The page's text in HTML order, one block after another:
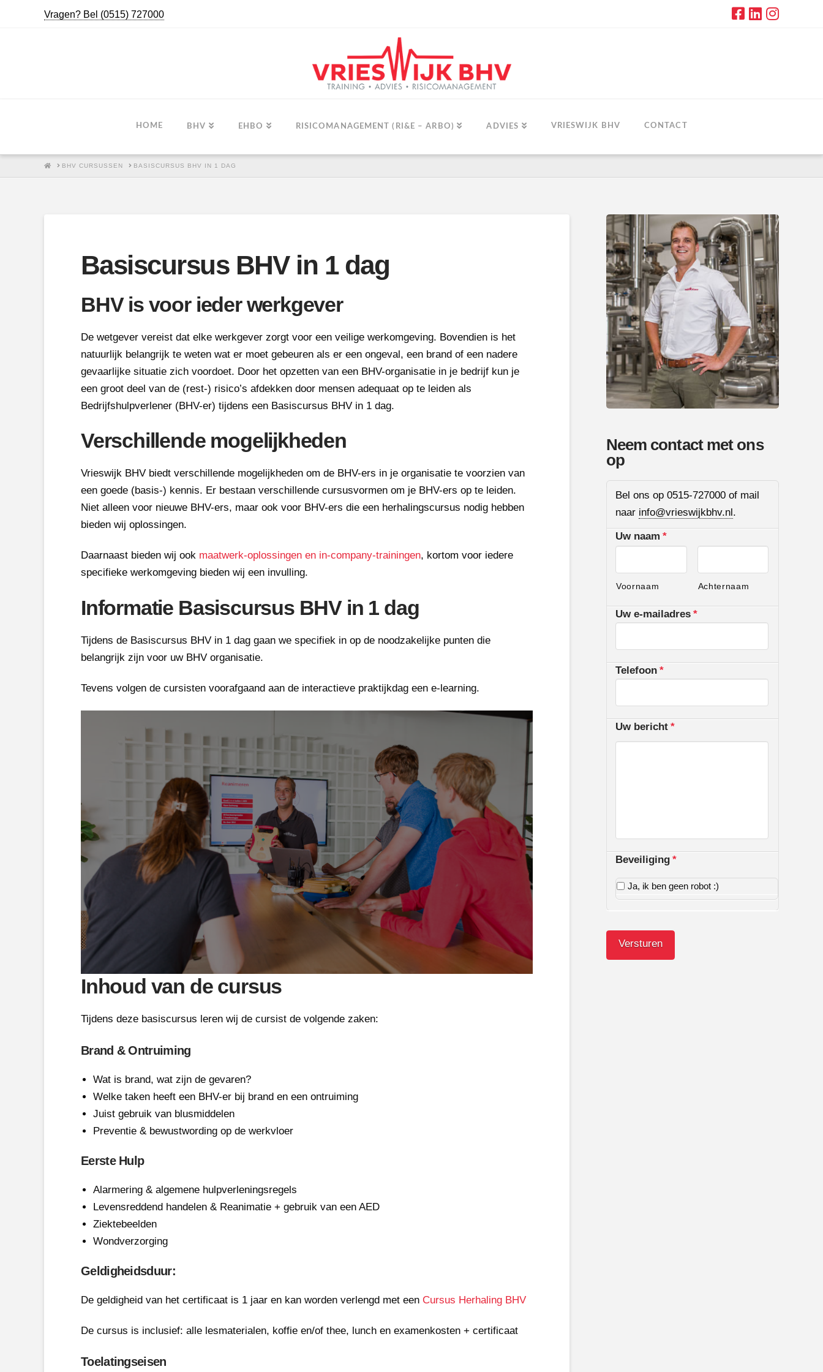
Vragen? Bel (0515) 727000
HOME BHV EHBO RISICOMANAGEMENT (RI&E – ARBO) ADVIES VRIESWIJK BHV CONTACT
HOMEBHV CURSUSSEN BASISCURSUS BHV IN 1 DAG
Basiscursus BHV in 1 dag
BHV is voor ieder werkgever
De wetgever vereist dat elke werkgever zorgt voor een veilige werkomgeving. Bovendien is het
natuurlijk belangrijk te weten wat er moet gebeuren als er een ongeval, een brand of een nadere
gevaarlijke situatie zich voordoet. Door het opzetten van een BHV-organisatie in je bedrijf kun je
een groot deel van de (rest-) risico’s afdekken door mensen adequaat op te leiden als
Bedrijfshulpverlener (BHV-er) tijdens een Basiscursus BHV in 1 dag.
Verschillende mogelijkheden
Vrieswijk BHV biedt verschillende mogelijkheden om de BHV-ers in je organisatie te voorzien van
een goede (basis-) kennis. Er bestaan verschillende cursusvormen om je BHV-ers op te leiden.
Niet alleen voor nieuwe BHV-ers, maar ook voor BHV-ers die een herhalingscursus nodig hebben
bieden wij oplossingen.
Daarnaast bieden wij ook maatwerk-oplossingen en in-company-trainingen, kortom voor iedere
specifieke werkomgeving bieden wij een invulling.
Informatie Basiscursus BHV in 1 dag
Tijdens de Basiscursus BHV in 1 dag gaan we specifiek in op de noodzakelijke punten die
belangrijk zijn voor uw BHV organisatie.
Tevens volgen de cursisten voorafgaand aan de interactieve praktijkdag een e-learning.
Inhoud van de cursus
Tijdens deze basiscursus leren wij de cursist de volgende zaken:
Brand & Ontruiming
Wat is brand, wat zijn de gevaren?
Welke taken heeft een BHV-er bij brand en een ontruiming
Juist gebruik van blusmiddelen
Preventie & bewustwording op de werkvloer
Eerste Hulp
Alarmering & algemene hulpverleningsregels
Levensreddend handelen & Reanimatie + gebruik van een AED
Ziektebeelden
Wondverzorging
Geldigheidsduur:
De geldigheid van het certificaat is 1 jaar en kan worden verlengd met een Cursus Herhaling BHV
De cursus is inclusief: alle lesmaterialen, koffie en/of thee, lunch en examenkosten + certificaat
Toelatingseisen
Neem contact met ons
op
Bel ons op 0515-727000 of mail
naar info@vrieswijkbhv.nl.
Uw naam *
Voornaam Achternaam
Uw e-mailadres *
Telefoon *
Uw bericht *
Beveiliging *
Ja, ik ben geen robot :)